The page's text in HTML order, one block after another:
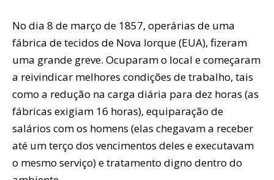
No dia 8 de março de 1857, operárias de uma
fábrica de tecidos de Nova Iorque (EUA), fizeram
uma grande greve. Ocuparam o local e começaram
a reivindicar melhores condições de trabalho, tais
como a redução na carga diária para dez horas (as
fábricas exigiam 16 horas), equiparação de
salários com os homens (elas chegavam a receber
até um terço dos vencimentos deles e executavam
o mesmo serviço) e tratamento digno dentro do